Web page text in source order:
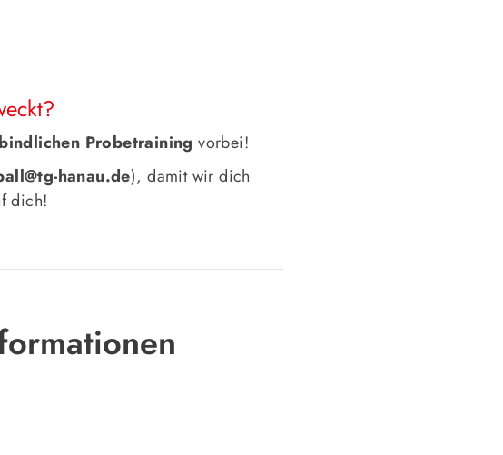
Probetraining vorbei!
hanau.de), damit wir dich
dich!